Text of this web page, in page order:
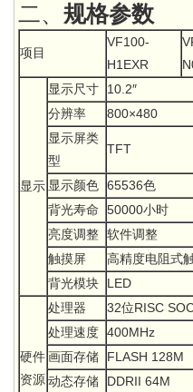
二、 规格参数
项目
VF100-
H1EXR
显示
显示尺寸 10.2″
分辨率
800×480
显示屏类
型
TFT
显示颜色 65536色
背光寿命
50000小时
亮度调整 软件调整
触摸屏
高精度电阻式
背光模块
LED
硬件
资源
处理器
32位RISC
处理速度 400MHz
画面存储
FLASH 128M
动态存储
DDRII 64M